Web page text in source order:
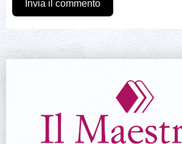
Invia il commento